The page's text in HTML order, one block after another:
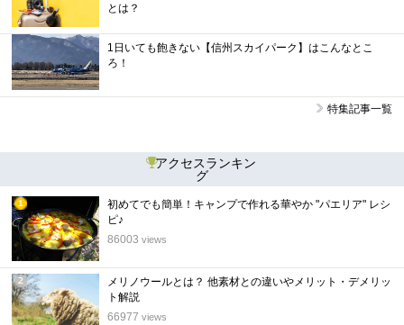
とは？
1日いても飽きない【信州スカイパーク】はこんなとこ
ろ！
特集記事一覧
アクセスランキン
グ
1
位
初めてでも簡単！キャンプで作れる華やか "パエリア" レシ
ピ♪
86003 views
2
位
メリノウールとは？ 他素材との違いやメリット・デメリッ
ト解説
66977 views